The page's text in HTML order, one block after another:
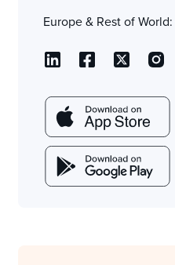
Europe & Rest of World: